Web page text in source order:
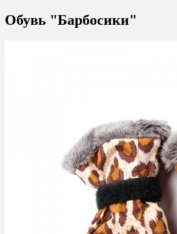
Обувь "Барбосики"